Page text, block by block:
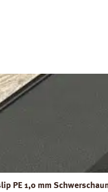
PE 1,0 mm